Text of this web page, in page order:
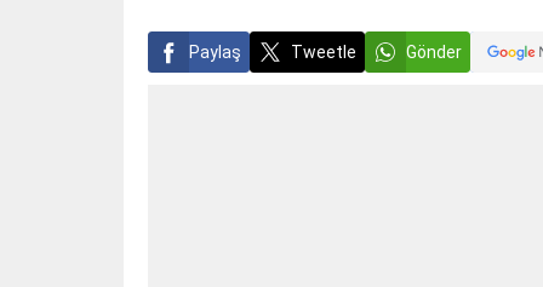
Paylaş Tweetle Gönder